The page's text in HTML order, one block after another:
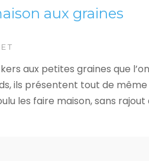
aux graines
aux petites graines que
ils présentent tout de
les faire maison, sans